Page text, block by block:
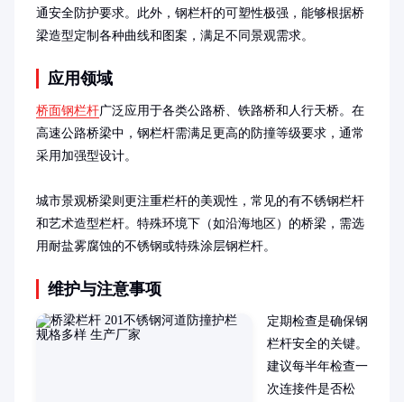
通安全防护要求。此外，钢栏杆的可塑性极强，能够根据桥
梁造型定制各种曲线和图案，满足不同景观需求。
应用领域
桥面钢栏杆广泛应用于各类公路桥、铁路桥和人行天桥。在
高速公路桥梁中，钢栏杆需满足更高的防撞等级要求，通常
采用加强型设计。
城市景观桥梁则更注重栏杆的美观性，常见的有不锈钢栏杆
和艺术造型栏杆。特殊环境下（如沿海地区）的桥梁，需选
用耐盐雾腐蚀的不锈钢或特殊涂层钢栏杆。
维护与注意事项
定期检查是确保钢
栏杆安全的关键。
建议每半年检查一
次连接件是否松